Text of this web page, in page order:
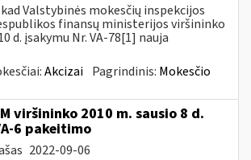
Valstybinės mokesčių inspekcijos
finansų ministerijos viršininko
d. įsakymu Nr. VA-78[1] nauja
Akcizai Pagrindinis: Mokesčio
viršininko 2010 m. sausio 8 d.
6 pakeitimo
2022-09-06